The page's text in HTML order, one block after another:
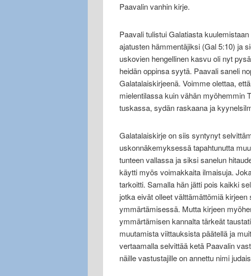
Paavalin vanhin kirje.
Paavali tulistui Galatiasta
ajatusten hämmentäjiksi (Gal 5:10) ja
uskovien hengellinen kasvu oli nyt
heidän oppinsa syytä. Paavali saneli
Galatalaiskirjeenä. Voimme olettaa,
mielentilassa kuin vähän myöhemmin
tuskassa, sydän raskaana ja
Galatalaiskirje on siis syntynyt
uskonnäkemyksessä tapahtunutta
tunteen vallassa ja siksi sanelun
käytti myös voimakkaita ilmaisuja.
tarkoitti. Samalla hän jätti pois kaikki
jotka eivät olleet välttämättömiä
ymmärtämisessä. Mutta kirjeen
ymmärtämisen kannalta tärkeät
muutamista viittauksista päätellä ja
vertaamalla selvittää ketä Paavalin
näille vastustajille on annettu nimi